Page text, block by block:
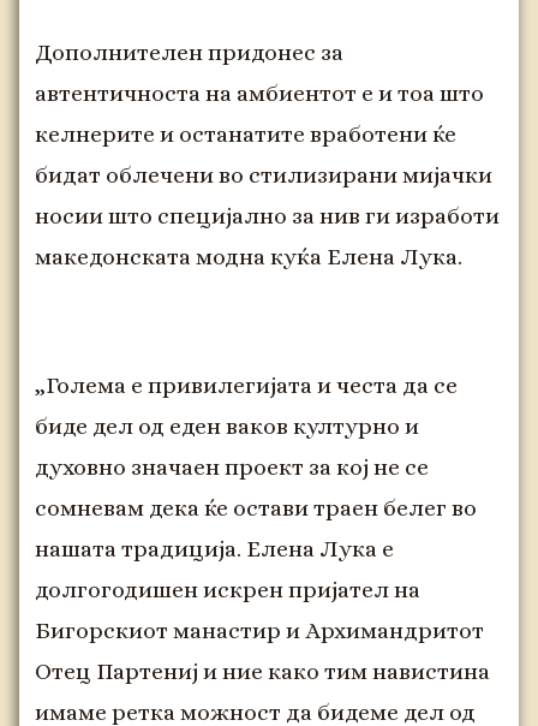
Дополнителен придонес за
автентичноста на амбиентот е и тоа што
келнерите и останатите вработени ќе
бидат облечени во стилизирани мијачки
носии што специјално за нив ги изработи
македонската модна куќа Елена Лука.
„Голема е привилегијата и честа да се
биде дел од еден ваков културно и
духовно значаен проект за кој не се
сомневам дека ќе остави траен белег во
нашата традиција. Елена Лука е
долгогодишен искрен пријател на
Бигорскиот манастир и Архимандритот
Отец Партениј и ние како тим навистина
имаме ретка можност да бидеме дел од